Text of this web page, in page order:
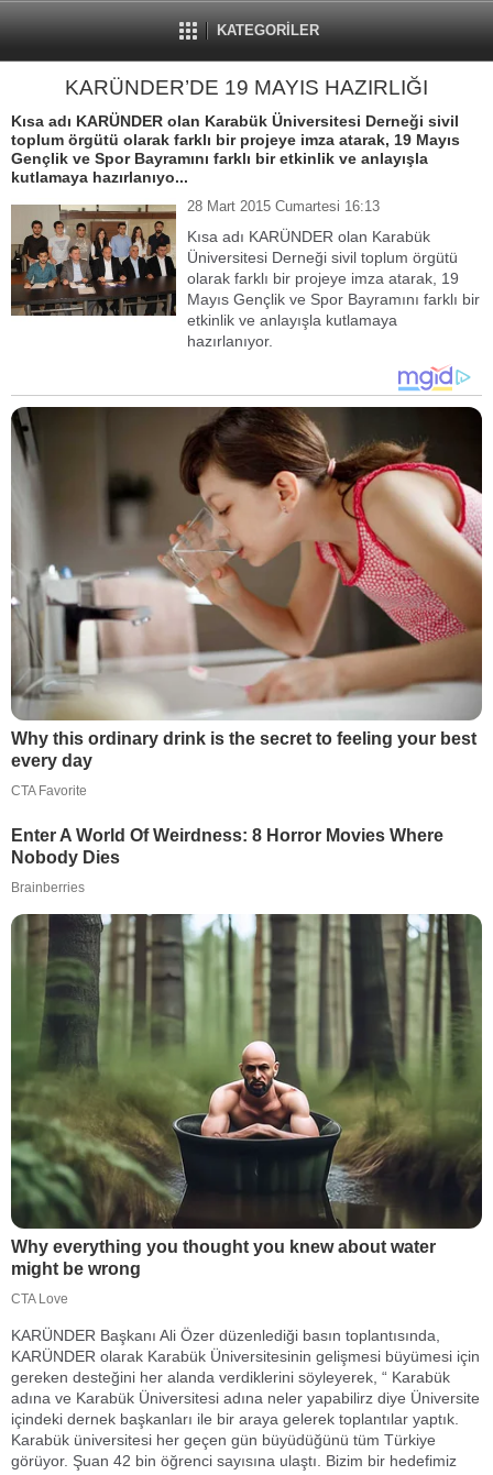
KATEGORİLER
KARÜNDER’DE 19 MAYIS HAZIRLIĞI
Kısa adı KARÜNDER olan Karabük Üniversitesi Derneği sivil
toplum örgütü olarak farklı bir projeye imza atarak, 19 Mayıs
Gençlik ve Spor Bayramını farklı bir etkinlik ve anlayışla
kutlamaya hazırlanıyo...
28 Mart 2015 Cumartesi 16:13
Kısa adı KARÜNDER olan Karabük
Üniversitesi Derneği sivil toplum örgütü
olarak farklı bir projeye imza atarak, 19
Mayıs Gençlik ve Spor Bayramını farklı bir
etkinlik ve anlayışla kutlamaya
hazırlanıyor.
KARÜNDER Başkanı Ali Özer düzenlediği basın toplantısında,
KARÜNDER olarak Karabük Üniversitesinin gelişmesi büyümesi için
gereken desteğini her alanda verdiklerini söyleyerek, “ Karabük
adına ve Karabük Üniversitesi adına neler yapabilirz diye Üniversite
içindeki dernek başkanları ile bir araya gelerek toplantılar yaptık.
Karabük üniversitesi her geçen gün büyüdüğünü tüm Türkiye
görüyor. Şuan 42 bin öğrenci sayısına ulaştı. Bizim bir hedefimiz